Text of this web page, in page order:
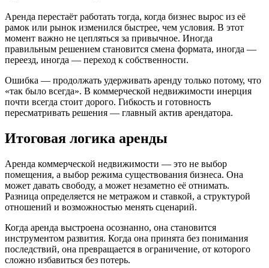
Аренда перестаёт работать тогда, когда бизнес вырос из её
рамок или рынок изменился быстрее, чем условия. В этот
момент важно не цепляться за привычное. Иногда
правильным решением становится смена формата, иногда —
переезд, иногда — переход к собственности.
Ошибка — продолжать удерживать аренду только потому, что
«так было всегда». В коммерческой недвижимости инерция
почти всегда стоит дорого. Гибкость и готовность
пересматривать решения — главный актив арендатора.
Итоговая логика аренды
Аренда коммерческой недвижимости — это не выбор
помещения, а выбор режима существования бизнеса. Она
может давать свободу, а может незаметно её отнимать.
Разница определяется не метражом и ставкой, а структурой
отношений и возможностью менять сценарий.
Когда аренда выстроена осознанно, она становится
инструментом развития. Когда она принята без понимания
последствий, она превращается в ограничение, от которого
сложно избавиться без потерь.